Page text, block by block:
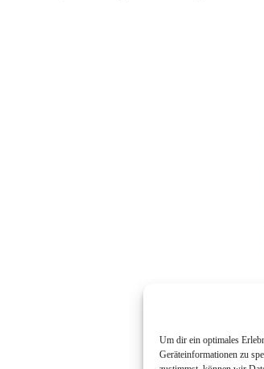
Um dir ein optimales
Geräteinformationen zu